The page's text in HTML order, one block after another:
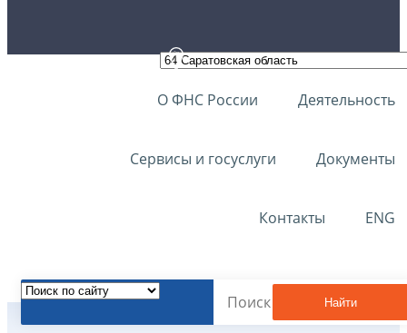
О ФНС России Деятельность
Сервисы и госуслуги Документы
Контакты ENG
Найти